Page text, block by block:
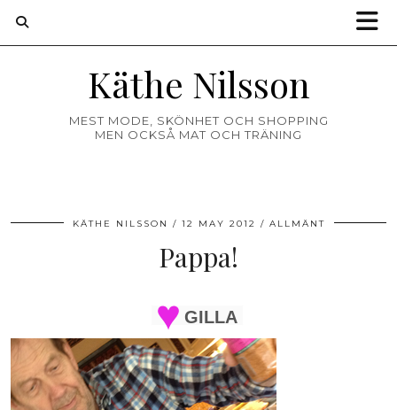
Käthe Nilsson
MEST MODE, SKÖNHET OCH SHOPPING
MEN OCKSÅ MAT OCH TRÄNING
KÄTHE NILSSON 12 MAY 2012 ALLMÄNT
Pappa!
GILLA